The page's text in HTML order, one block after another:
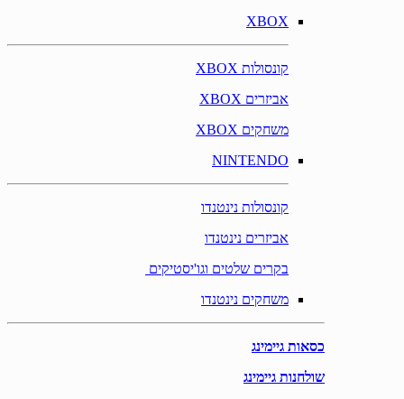
XBOX
קונסולות XBOX
אביזרים XBOX
משחקים XBOX
NINTENDO
קונסולות נינטנדו
אביזרים נינטנדו
בקרים שלטים וגו'יסטיקים
משחקים נינטנדו
כסאות גיימינג
שולחנות גיימינג